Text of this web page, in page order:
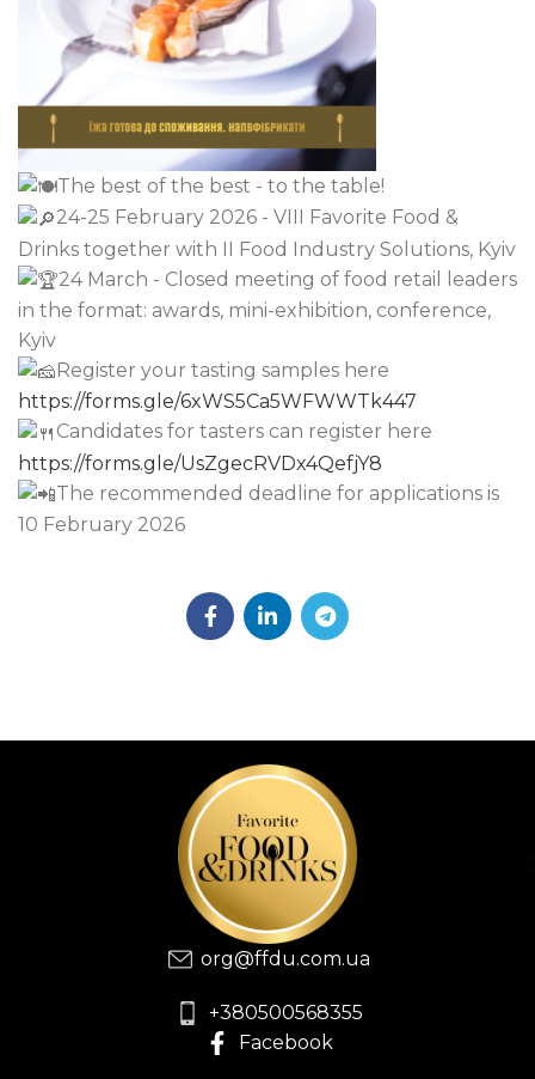
The best of the best - to the table!
24-25 February 2026 - VIІI Favorite Food &
Drinks together with II Food Industry Solutions, Kyiv
24 March - Closed meeting of food retail leaders
in the format: awards, mini-exhibition, conference,
Kyiv
Register your tasting samples here
https://forms.gle/6xWS5Ca5WFWWTk447
Candidates for tasters can register here
https://forms.gle/UsZgecRVDx4QefjY8
The recommended deadline for applications is
10 February 2026
org@ffdu.com.ua
+380500568355
Facebook